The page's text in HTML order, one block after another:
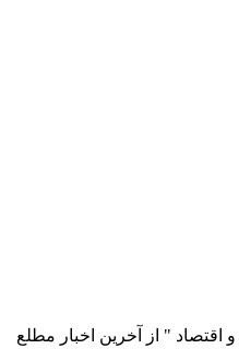
" از آخرین اخبار مطلع